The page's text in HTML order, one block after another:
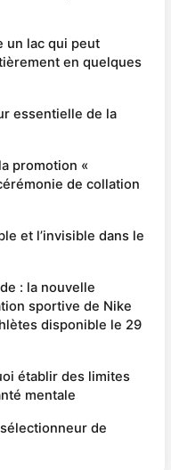
un lac qui peut
en quelques
essentielle de la
promotion «
de collation
et l’invisible dans le
: la nouvelle
sportive de Nike
disponible le 29
établir des limites
mentale
de